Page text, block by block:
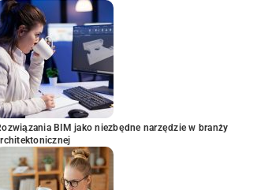
BIM jako niezbędne narzędzie w branży